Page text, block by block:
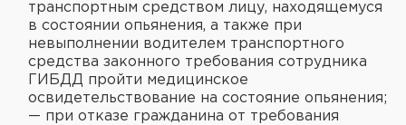
транспортным средством лицу, находящемуся
в состоянии опьянения, а также при
невыполнении водителем транспортного
средства законного требования сотрудника
ГИБДД пройти медицинское
освидетельствование на состояние опьянения;
— при отказе гражданина от требования